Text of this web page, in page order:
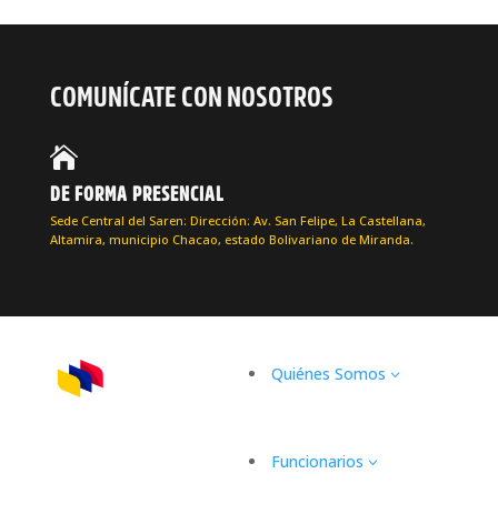
COMUNÍCATE CON NOSOTROS

DE FORMA PRESENCIAL
Sede Central del Saren: Dirección: Av. San Felipe, La Castellana,
Altamira, municipio Chacao, estado Bolivariano de Miranda.
Quiénes Somos 3
Funcionarios 3